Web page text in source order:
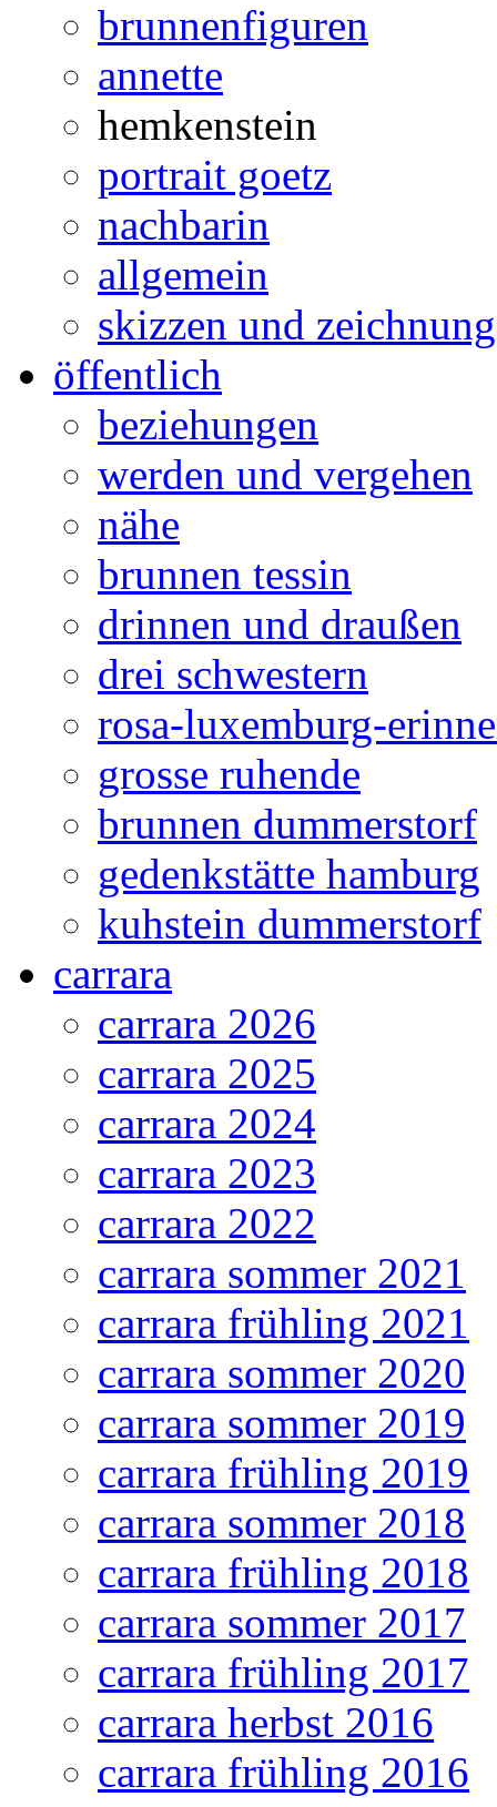
brunnenfiguren
annette
hemkenstein
portrait goetz
nachbarin
allgemein
skizzen und
öffentlich
beziehungen
werden und vergehen
nähe
brunnen tessin
drinnen und draußen
drei schwestern
rosa-luxemburg-
grosse ruhende
brunnen dummerstorf
gedenkstätte hamburg
kuhstein dummerstorf
carrara
carrara 2026
carrara 2025
carrara 2024
carrara 2023
carrara 2022
carrara sommer 2021
carrara frühling 2021
carrara sommer 2020
carrara sommer 2019
carrara frühling 2019
carrara sommer 2018
carrara frühling 2018
carrara sommer 2017
carrara frühling 2017
carrara herbst 2016
carrara frühling 2016